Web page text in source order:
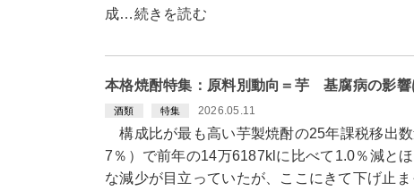
成…続きを読む
本格焼酎特集：原料別動向＝芋 基腐病の影響
酒類 特集 2026.05.11
構成比が最も高い芋製焼酎の25年課税移出
7％）で前年の14万6187klに比べて1.0％減と
な減少が目立っていたが、ここにきて下げ止